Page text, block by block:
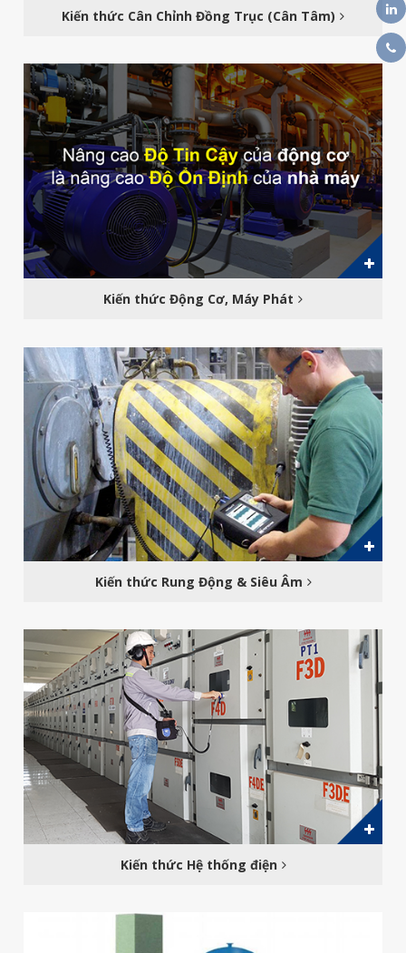
Kiến thức Cân Chỉnh Đồng Trục (Cân Tâm)
Kiến thức Động Cơ, Máy Phát
Kiến thức Rung Động & Siêu Âm
Kiến thức Hệ thống điện